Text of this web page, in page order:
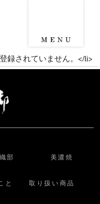
録されていません。</li>
部 美濃焼
と 取り扱い商品